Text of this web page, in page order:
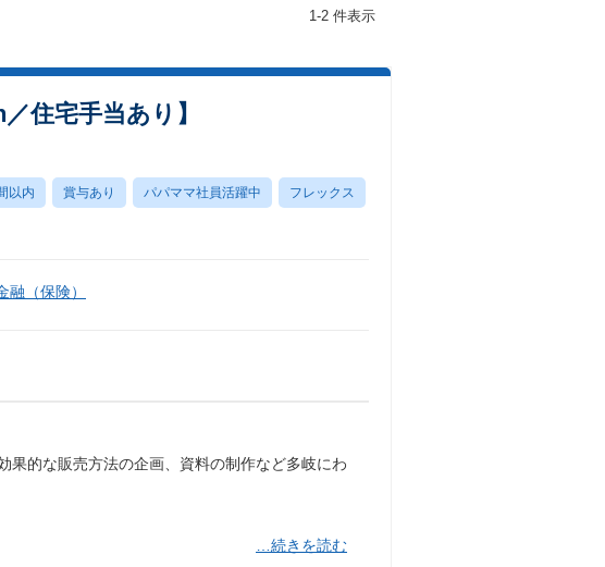
1-2 件表示
住宅手当あり】
以内 賞与あり パパママ社員活躍中 フレックス
融（保険）
果的な販売方法の企画、資料の制作など多岐にわ
…続きを読む